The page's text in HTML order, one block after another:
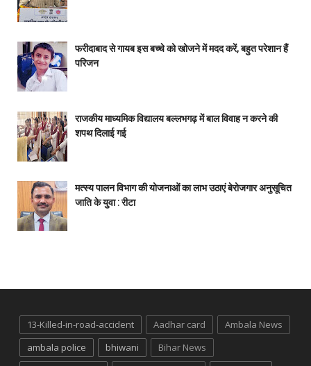
फरीदाबाद से गायब इस बच्चे को खोजने में मदद करें, बहुत परेशान हैं
परिजन
राजकीय माध्यमिक विद्यालय बल्लभगढ़ में बाल विवाह न करने की
शपथ दिलाई गई
मत्स्य पालन विभाग की योजनाओं का लाभ उठाएं बेरोजगार अनुसूचित
जाति के युवा : रीटा
13-Killed-in-road-accident Aadhar card
Ambala News
ambala police
bhiwani
Bihar News